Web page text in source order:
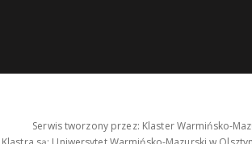
Serwis tworzony przez: Klaster Warmińsko-